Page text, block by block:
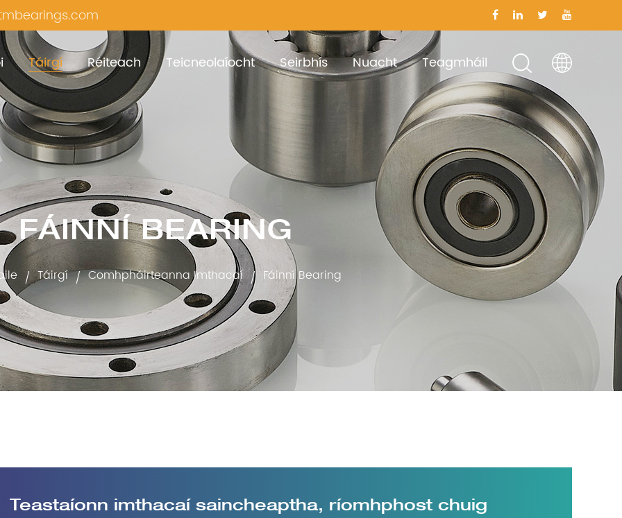
Táirgí Réiteach Teicneolaíocht Seirbhís Nuacht Teagmháil
FÁINNÍ BEARING
/Táirgí/Comhpháirteanna Imthacaí/ Fáinní Bearing
Teastaíonn imthacaí saincheaptha, ríomhphost chuig